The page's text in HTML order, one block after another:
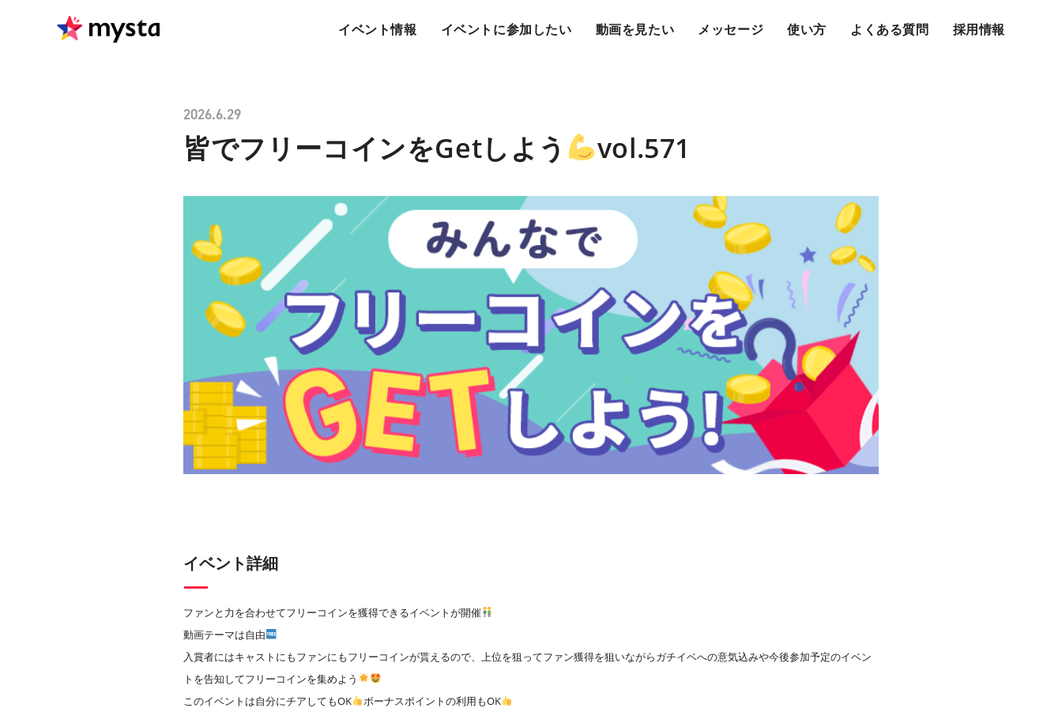
イベント情報 イベントに参加したい 動画を見たい メッセージ 使い方 よくある質問 採用情報
2026.6.29
皆でフリーコインをGetしよう vol.571
イベント詳細
ファンと力を合わせてフリーコインを獲得できるイベントが開催
動画テーマは自由
入賞者にはキャストにもファンにもフリーコインが貰えるので、上位を狙ってファン獲得を狙いながらガチイベへの意気込みや今後参加予定のイベン
トを告知してフリーコインを集めよう
このイベントは自分にチアしてもOK
ボーナスポイントの利用もOK